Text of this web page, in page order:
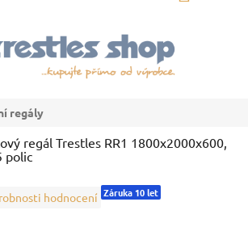
regály
regál Trestles RR1 1800x2000x600,
polic
hodnocení Záruka 10 let